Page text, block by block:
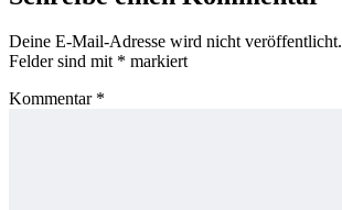
Deine E-Mail-Adresse wird nicht veröffentlicht.
Felder sind mit * markiert
Kommentar *